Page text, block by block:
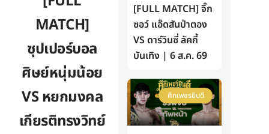
MATCH]
ซุปเปอร์บอล
ศิษย์หนุ่มน้อย
VS หยกมงคล
เกียรติทรงวิทย์
[FULL MATCH] จิ๊ก
ซอว์ แอ๊ดสันป่าตอง
VS ดาร์วินซี่ ลัคกี้
บันเทิง | 6 ส.ค. 69
ศึกเพชรยินดี